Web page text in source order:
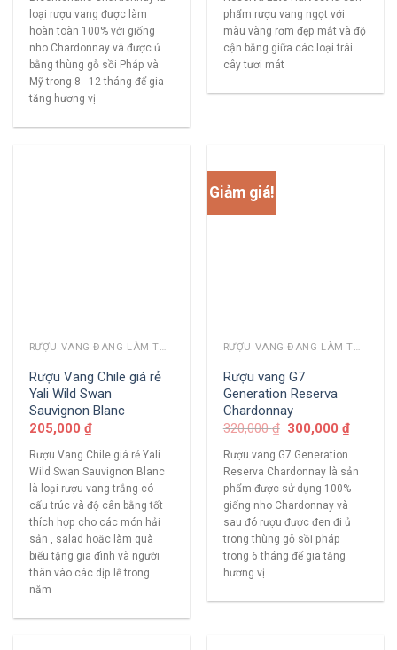
loại rượu vang được làm
hoàn toàn 100% với giống
nho Chardonnay và được ủ
bằng thùng gỗ sồi Pháp và
Mỹ trong 8 - 12 tháng để gia
tăng hương vị
phẩm rượu vang ngọt với
màu vàng rơm đẹp mắt và độ
cận bằng giữa các loại trái
cây tươi mát
RƯỢU VANG ĐANG LÀM THỊ TRƯỜNG
Rượu Vang Chile giá rẻ
Yali Wild Swan
Sauvignon Blanc
205,000 ₫
Rượu Vang Chile giá rẻ Yali
Wild Swan Sauvignon Blanc
là loại rượu vang trắng có
cấu trúc và độ cân bằng tốt
thích hợp cho các món hải
sản , salad hoặc làm quà
biếu tặng gia đình và người
thân vào các dịp lễ trong
năm
Giảm giá!
RƯỢU VANG ĐANG LÀM THỊ TRƯỜNG
Rượu vang G7
Generation Reserva
Chardonnay
320,000₫ 300,000₫
Rượu vang G7 Generation
Reserva Chardonnay là sản
phẩm được sử dụng 100%
giống nho Chardonnay và
sau đó rượu được đen đi ủ
trong thùng gỗ sồi pháp
trong 6 tháng để gia tăng
hương vị